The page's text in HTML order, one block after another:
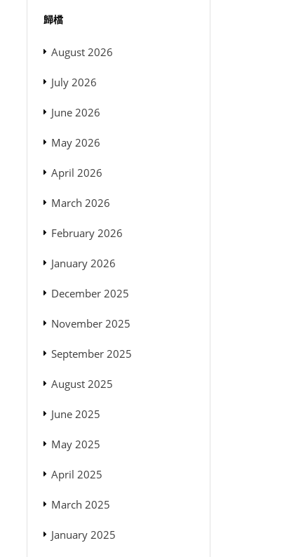
歸檔
August 2026
July 2026
June 2026
May 2026
April 2026
March 2026
February 2026
January 2026
December 2025
November 2025
September 2025
August 2025
June 2025
May 2025
April 2025
March 2025
January 2025